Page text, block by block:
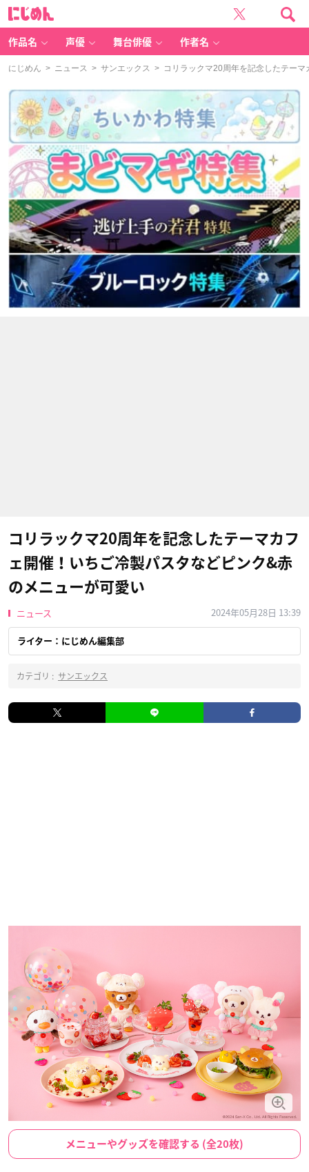
作品名 声優 舞台俳優 作者名
にじめん > ニュース > サンエックス > コリラックマ20周年を記念したテー
コリラックマ20周年を記念したテーマカフ
ェ開催！いちご冷製パスタなどピンク&赤
のメニューが可愛い
ニュース 2024年05月28日 13:39
ライター：にじめん編集部
カテゴリ : サンエックス
メニューやグッズを確認する (全20枚)